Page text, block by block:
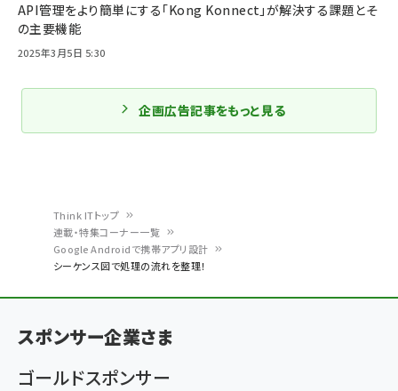
く
ず
Think ITトップ
連載・特集コーナー一覧
Google Androidで携帯アプリ設計
シーケンス図で処理の流れを整理！
API管理をより簡単にする「Kong Konnect」が解決する課題とそ
の主要機能
2025年3月5日 5:30
企画広告記事をもっと見る
スポンサー企業さま
ゴールドスポンサー